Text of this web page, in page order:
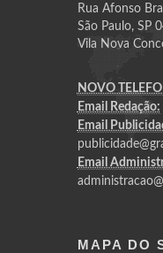
Rua Afonso
São Paulo, SP
Vila Nova
NOVO
Email Redação:
Email
Email
MAPA DO